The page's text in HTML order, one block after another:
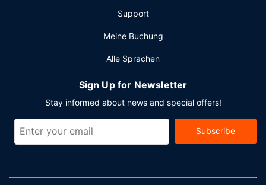
Parken ohne Service (kostenpflichtig).
Support
Meine Buchung
Alle Sprachen
Sign Up for Newsletter
Stay informed about news and special offers!
Subscribe